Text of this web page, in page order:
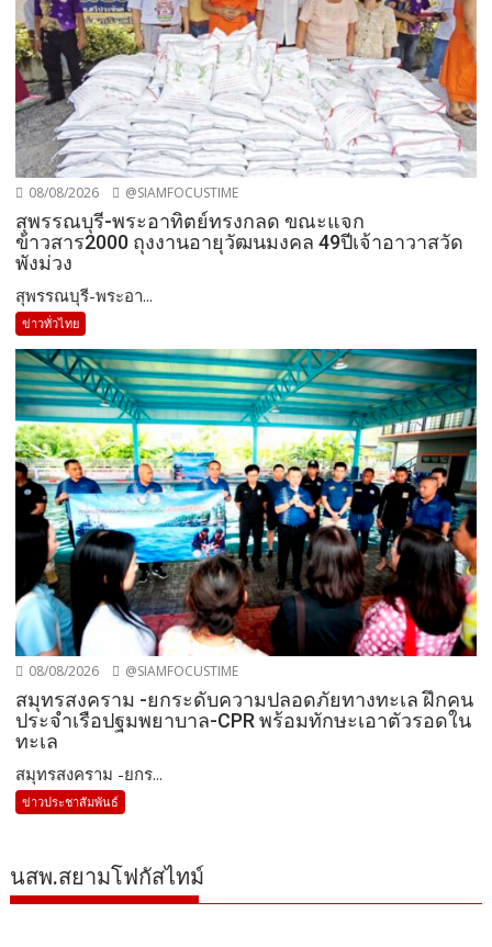
08/08/2026 @SIAMFOCUSTIME
สุพรรณบุรี-พระอาทิตย์ทรงกลด ขณะแจก
ข้าวสาร2000 ถุงงานอายุวัฒนมงคล 49ปีเจ้าอาวาสวัด
พังม่วง
สุพรรณบุรี-พระอา...
ข่าวทั่วไทย
08/08/2026 @SIAMFOCUSTIME
สมุทรสงคราม -ยกระดับความปลอดภัยทางทะเล ฝึกคน
ประจำเรือปฐมพยาบาล-CPR พร้อมทักษะเอาตัวรอดใน
ทะเล
สมุทรสงคราม -ยกร...
ข่าวประชาสัมพันธ์
นสพ.สยามโฟกัสไทม์